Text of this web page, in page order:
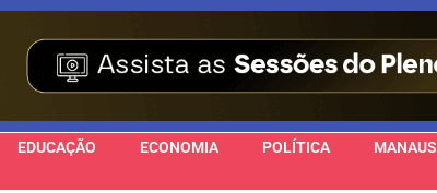
EDUCAÇÃO ECONOMIA POLÍTICA MANAUS